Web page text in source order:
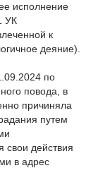
исполнение
УК
к
деяние).
по
повода, в
причиняла
путем
свои действия
в адрес